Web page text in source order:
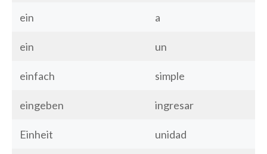
ein a
ein un
einfach simple
eingeben ingresar
Einheit unidad